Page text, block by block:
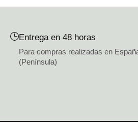
Entrega en 48 horas
Para compras realizadas en
(Península)